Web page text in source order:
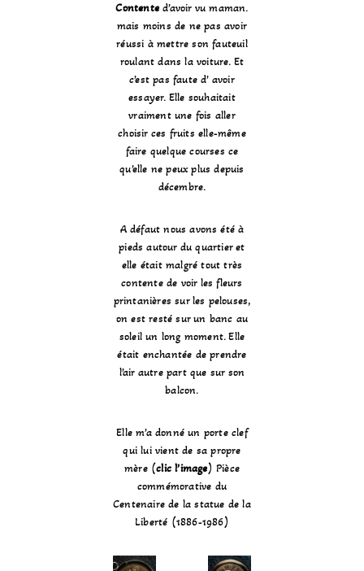
Contente d’avoir vu maman.
mais moins de ne pas avoir
réussi à mettre son fauteuil
roulant dans la voiture. Et
c’est pas faute d’ avoir
essayer. Elle souhaitait
vraiment une fois aller
choisir ces fruits elle-même
faire quelque courses ce
qu’elle ne peux plus depuis
décembre.
A défaut nous avons été à
pieds autour du quartier et
elle était malgré tout très
contente de voir les fleurs
printanières sur les pelouses,
on est resté sur un banc au
soleil un long moment. Elle
était enchantée de prendre
l’air autre part que sur son
balcon.
Elle m’a donné un porte clef
qui lui vient de sa propre
mère (clic l’image) Pièce
commémorative du
Centenaire de la statue de la
Liberté (1886-1986)